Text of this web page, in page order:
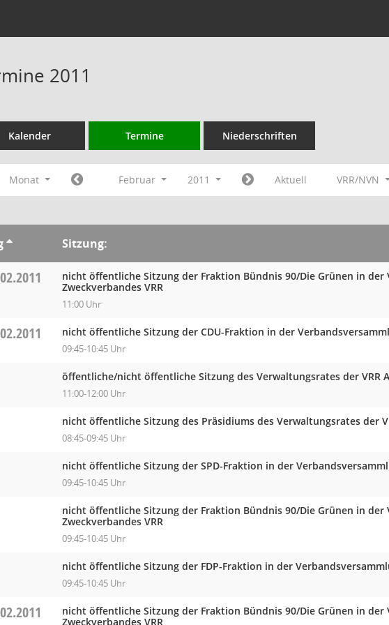
2011
Kalender Termine Niederschriften
Monat Februar 2011 Aktuell VRR/NVN
Sitzung:
nicht öffentliche Sitzung der Fraktion Bündnis 90/Die Grünen in der
Zweckverbandes VRR
11:00 Uhr
nicht öffentliche Sitzung der CDU-Fraktion in der
09:45-10:45 Uhr
öffentliche/nicht öffentliche Sitzung des Verwaltungsrates der VRR
11:00-12:00 Uhr
nicht öffentliche Sitzung des Präsidiums des Verwaltungsrates der
08:45-09:45 Uhr
nicht öffentliche Sitzung der SPD-Fraktion in der
09:45-10:45 Uhr
nicht öffentliche Sitzung der Fraktion Bündnis 90/Die Grünen in der
Zweckverbandes VRR
09:45-10:45 Uhr
nicht öffentliche Sitzung der FDP-Fraktion in der
09:45-10:45 Uhr
nicht öffentliche Sitzung der Fraktion Bündnis 90/Die Grünen in der
Zweckverbandes VRR